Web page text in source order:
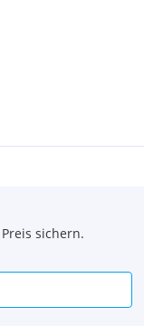
sichern.